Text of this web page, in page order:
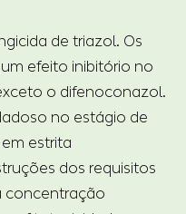
de triazol. Os
efeito inibitório no
o difenoconazol.
no estágio de
estrita
dos requisitos
concentração